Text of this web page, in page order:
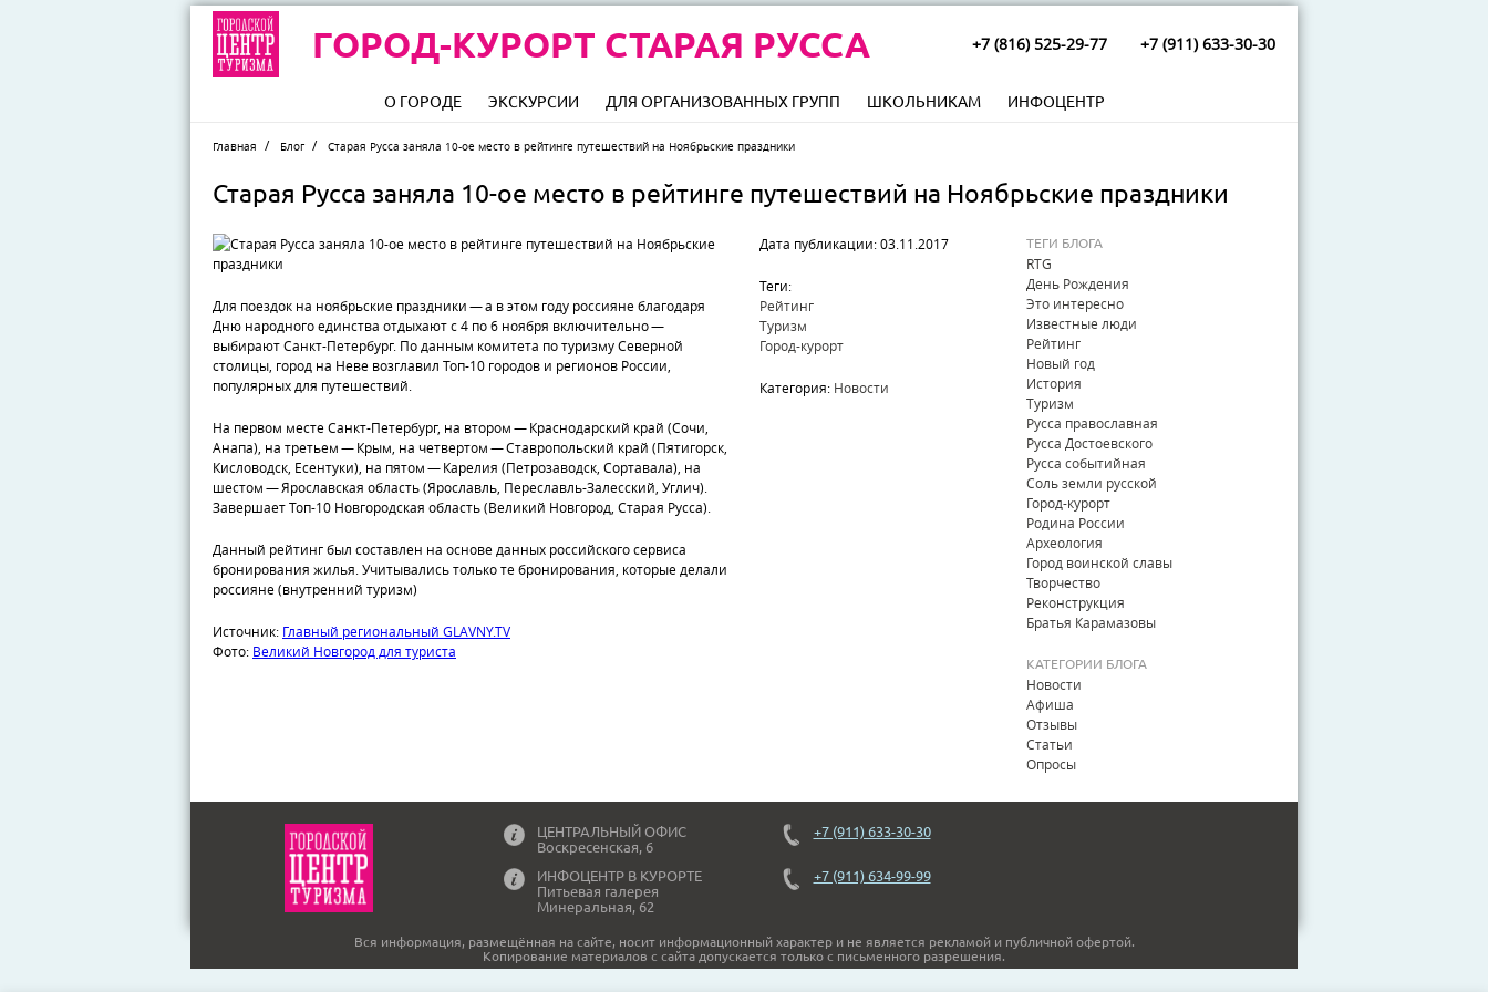
ГОРОД-КУРОРТ СТАРАЯ РУССА +7 (816) 525-29-77 +7 (911) 633-30-30
О ГОРОДЕ ЭКСКУРСИИ ДЛЯ ОРГАНИЗОВАННЫХ ГРУПП ШКОЛЬНИКАМ ИНФОЦЕНТР
Главная Блог Старая Русса заняла 10-ое место в рейтинге путешествий на Ноябрьские праздники
Старая Русса заняла 10-ое место в рейтинге путешествий на Ноябрьские праздники
Для поездок на ноябрьские праздники — а в этом году россияне благодаря
Дню народного единства отдыхают с 4 по 6 ноября включительно —
выбирают Санкт-Петербург. По данным комитета по туризму Северной
столицы, город на Неве возглавил Топ-10 городов и регионов России,
популярных для путешествий.
На первом месте Санкт-Петербург, на втором — Краснодарский край (Сочи,
Анапа), на третьем — Крым, на четвертом — Ставропольский край (Пятигорск,
Кисловодск, Есентуки), на пятом — Карелия (Петрозаводск, Сортавала), на
шестом — Ярославская область (Ярославль, Переславль-Залесский, Углич).
Завершает Топ-10 Новгородская область (Великий Новгород, Старая Русса).
Данный рейтинг был составлен на основе данных российского сервиса
бронирования жилья. Учитывались только те бронирования, которые делали
россияне (внутренний туризм)
Источник: Главный региональный GLAVNY.TV
Фото: Великий Новгород для туриста
Дата публикации: 03.11.2017
Теги:
Рейтинг
Туризм
Город-курорт
Категория: Новости
ТЕГИ БЛОГА
RTG
День Рождения
Это интересно
Известные люди
Рейтинг
Новый год
История
Туризм
Русса православная
Русса Достоевского
Русса событийная
Соль земли русской
Город-курорт
Родина России
Археология
Город воинской славы
Творчество
Реконструкция
Братья Карамазовы
КАТЕГОРИИ БЛОГА
Новости
Афиша
Отзывы
Статьи
Опросы
ЦЕНТРАЛЬНЫЙ ОФИС
Воскресенская, 6
ИНФОЦЕНТР В КУРОРТЕ
Питьевая галерея
Минеральная, 62
+7 (911) 633-30-30
+7 (911) 634-99-99
Вся информация, размещённая на сайте, носит информационный характер и не является рекламой и публичной офертой.
Копирование материалов с сайта допускается только с письменного разрешения.